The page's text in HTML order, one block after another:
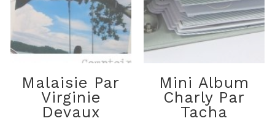
Malaisie Par
Virginie
Devaux
Mini Album
Charly Par
Tacha